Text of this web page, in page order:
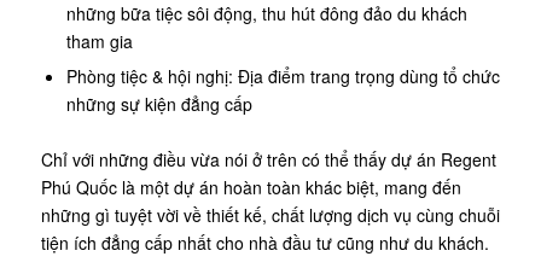
những bữa tiệc sôi động, thu hút đông đảo du khách
tham gia
Phòng tiệc & hội nghị: Địa điểm trang trọng dùng tổ chức
những sự kiện đẳng cấp
Chỉ với những điều vừa nói ở trên có thể thấy dự án Regent
Phú Quốc là một dự án hoàn toàn khác biệt, mang đến
những gì tuyệt vời về thiết kế, chất lượng dịch vụ cùng chuỗi
tiện ích đẳng cấp nhất cho nhà đầu tư cũng như du khách.